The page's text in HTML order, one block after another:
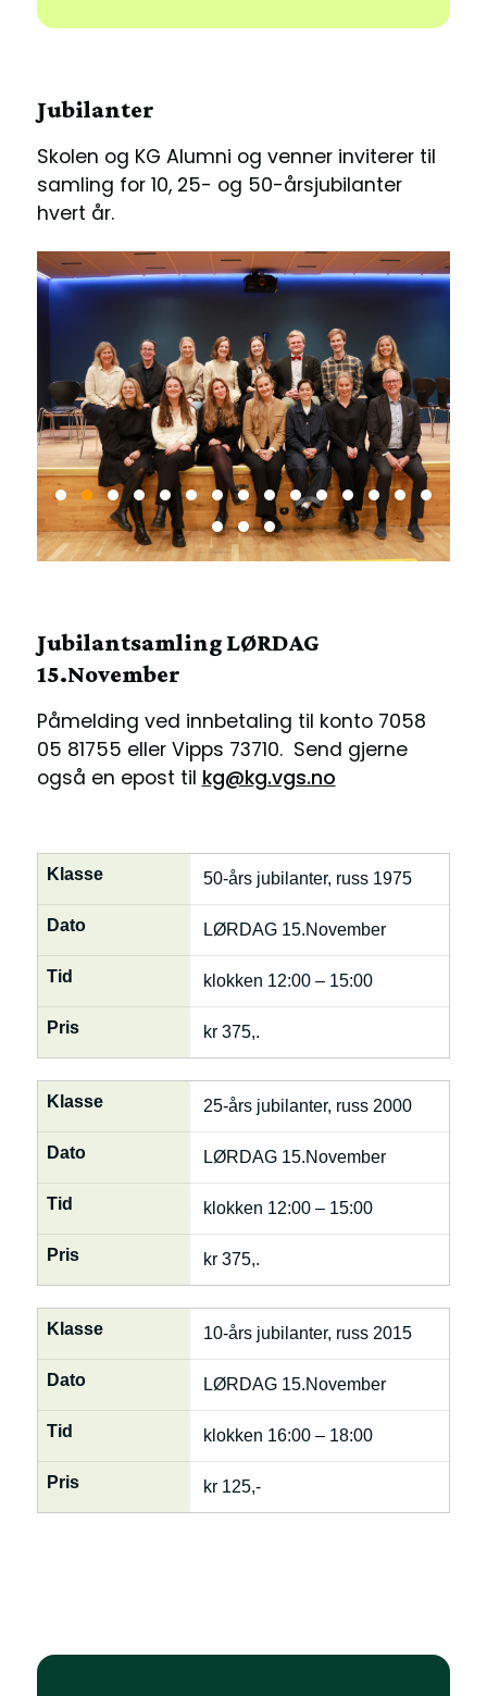
Jubilanter
Skolen og KG Alumni og venner inviterer til
samling for 10, 25- og 50-årsjubilanter
hvert år.
Jubilantsamling LØRDAG
15.November
Påmelding ved innbetaling til konto 7058
05 81755 eller Vipps 73710. Send gjerne
også en epost til kg@kg.vgs.no
Klasse 50-års jubilanter, russ 1975
Dato LØRDAG 15.November
Tid klokken 12:00 – 15:00
Pris kr 375,.
Klasse 25-års jubilanter, russ 2000
Dato LØRDAG 15.November
Tid klokken 12:00 – 15:00
Pris kr 375,.
Klasse 10-års jubilanter, russ 2015
Dato LØRDAG 15.November
Tid klokken 16:00 – 18:00
Pris kr 125,-